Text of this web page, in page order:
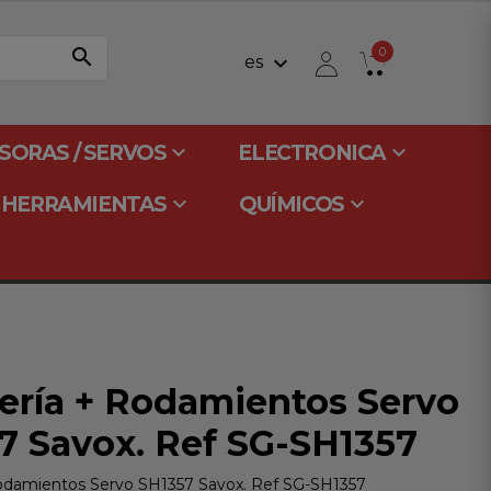
search es keyboard_arrow_down 0
/ SERVOSkeyboard_arrow_down ELECTRONICAkeyboard_arrow_down
HERRAMIENTAS keyboard_arrow_down QUÍMICOSkeyboard_arrow_down
+ Rodamientos Servo
Savox. Ref SG-SH1357
Servo SH1357 Savox. Ref SG-SH1357